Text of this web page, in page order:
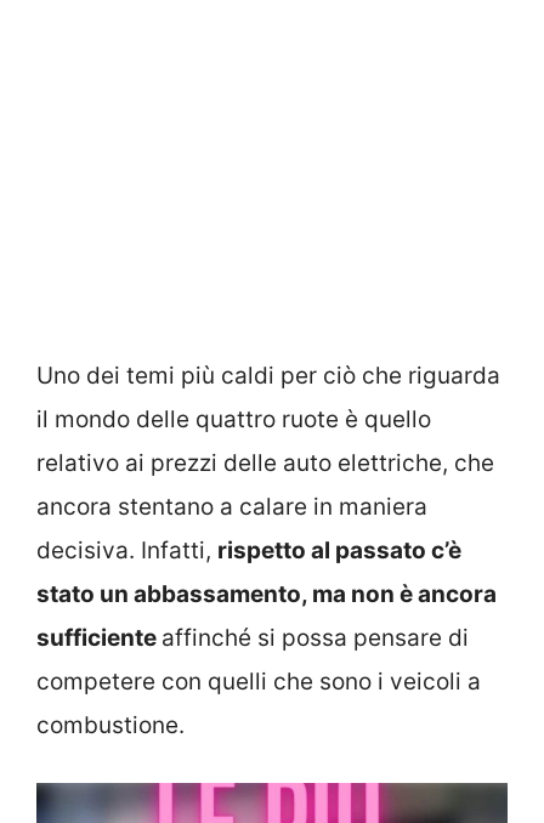
Uno dei temi più caldi per ciò che riguarda
il mondo delle quattro ruote è quello
relativo ai prezzi delle auto elettriche, che
ancora stentano a calare in maniera
decisiva. Infatti, rispetto al passato c’è
stato un abbassamento, ma non è ancora
sufficiente affinché si possa pensare di
competere con quelli che sono i veicoli a
combustione.